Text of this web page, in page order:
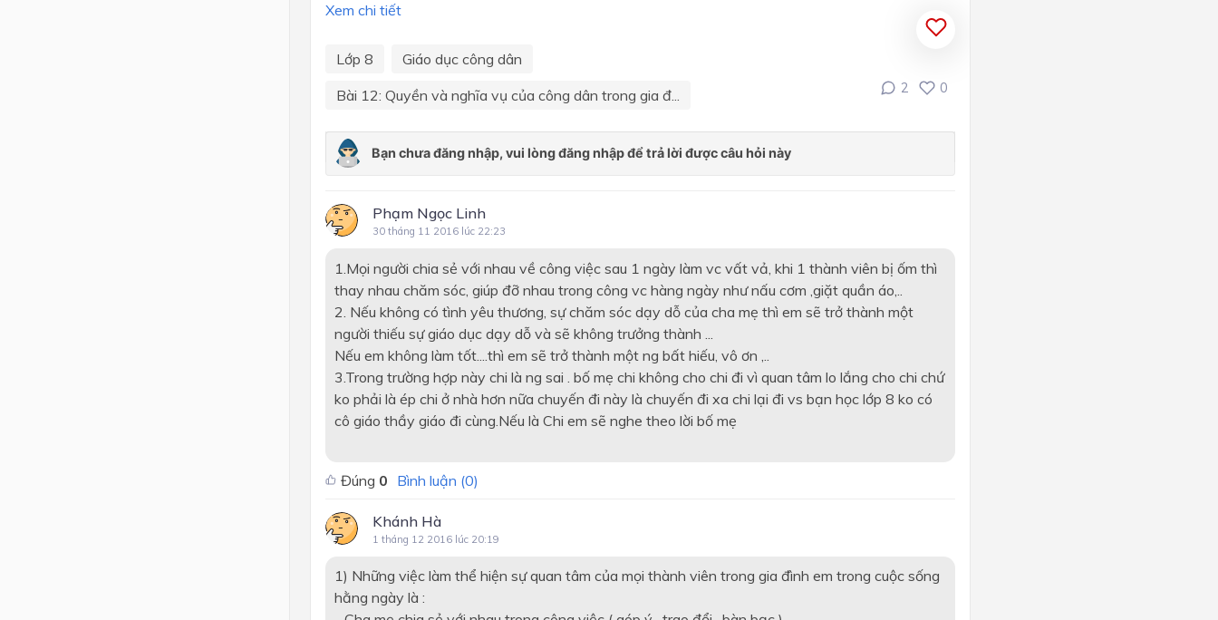
Xem chi tiết
Lớp 8
Giáo dục công dân
Bài 12: Quyền và nghĩa vụ của công dân trong gia đ...
2 0
Phạm Ngọc Linh
30 tháng 11 2016 lúc 22:23
1.Mọi người chia sẻ với nhau về công việc sau 1 ngày làm vc vất vả, khi 1 thành viên bị ốm thì
thay nhau chăm sóc, giúp đỡ nhau trong công vc hàng ngày như nấu cơm ,giặt quần áo,..
2. Nếu không có tình yêu thương, sự chăm sóc dạy dỗ của cha mẹ thì em sẽ trở thành một
người thiếu sự giáo dục dạy dỗ và sẽ không trưởng thành ...
Nếu em không làm tốt....thì em sẽ trở thành một ng bất hiếu, vô ơn ,..
3.Trong trường hợp này chi là ng sai . bố mẹ chi không cho chi đi vì quan tâm lo lắng cho chi chứ
ko phải là ép chi ở nhà hơn nữa chuyến đi này là chuyến đi xa chi lại đi vs bạn học lớp 8 ko có
cô giáo thầy giáo đi cùng.Nếu là Chi em sẽ nghe theo lời bố mẹ
Đúng 0 Bình luận (0)
Khánh Hà
1 tháng 12 2016 lúc 20:19
1) Những việc làm thể hiện sự quan tâm của mọi thành viên trong gia đình em trong cuộc sống
hằng ngày là :